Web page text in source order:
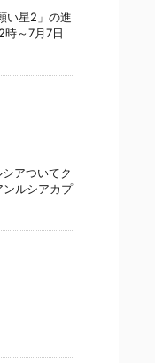
い星2」の進
～7月7日
アついてク
ンルシアカプ